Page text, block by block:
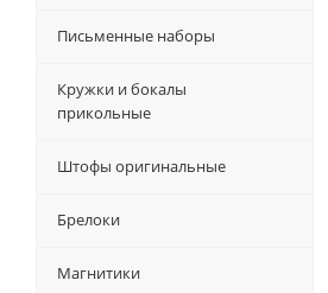
Письменные наборы
Кружки и бокалы
прикольные
Штофы оригинальные
Брелоки
Магнитики